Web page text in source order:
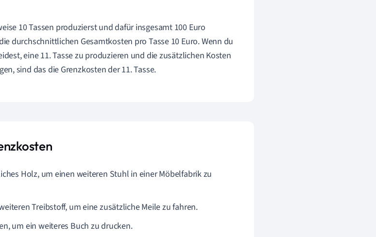
10 Tassen produzierst und dafür insgesamt 100 Euro
durchschnittlichen Gesamtkosten pro Tasse 10 Euro. Wenn du
eine 11. Tasse zu produzieren und die zusätzlichen Kosten
sind das die Grenzkosten der 11. Tasse.
Holz, um einen weiteren Stuhl in einer Möbelfabrik zu
Treibstoff, um eine zusätzliche Meile zu fahren.
um ein weiteres Buch zu drucken.